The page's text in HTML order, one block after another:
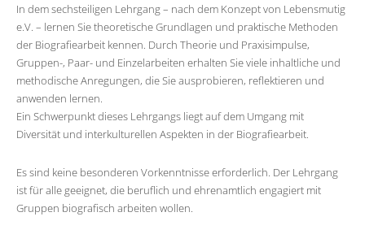
In dem sechsteiligen Lehrgang – nach dem Konzept von Lebensmutig
e.V. – lernen Sie theoretische Grundlagen und praktische Methoden
der Biografiearbeit kennen. Durch Theorie und Praxisimpulse,
Gruppen-, Paar- und Einzelarbeiten erhalten Sie viele inhaltliche und
methodische Anregungen, die Sie ausprobieren, reflektieren und
anwenden lernen.
Ein Schwerpunkt dieses Lehrgangs liegt auf dem Umgang mit
Diversität und interkulturellen Aspekten in der Biografiearbeit.
Es sind keine besonderen Vorkenntnisse erforderlich. Der Lehrgang
ist für alle geeignet, die beruflich und ehrenamtlich engagiert mit
Gruppen biografisch arbeiten wollen.